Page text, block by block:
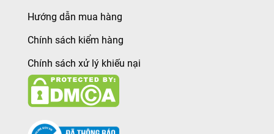
Hướng dẫn mua hàng
Chính sách kiểm hàng
Chính sách xử lý khiếu nại